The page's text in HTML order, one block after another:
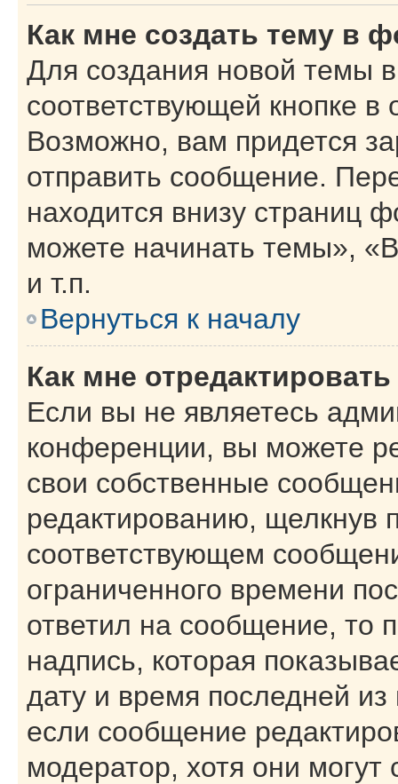
Как мне создать тему в
Для создания новой темы
соответствующей кнопке
Возможно, вам придется
отправить сообщение.
находится внизу
можете начинать темы»,
и т.п.
Вернуться к началу
Как мне
Если вы не являетесь
конференции, вы можете
свои собственные
редактированию, щелкнув
соответствующем
ограниченного времени
ответил на сообщение, то
надпись, которая
дату и время последней
если сообщение
модератор, хотя они